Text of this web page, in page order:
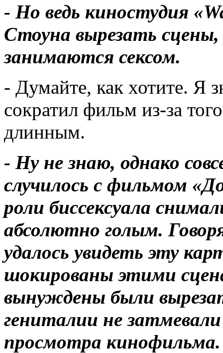
- Но ведь киностудия
Стоуна вырезать сцены,
занимаются сексом.
- Думайте, как хотите. Я
сократил фильм из-за
длинным.
- Ну не знаю, однако
случилось с фильмом
роли биссексуала
абсолютно голым.
удалось увидеть эту
шокированы этими
вынуждены были
гениталии не
просмотра кинофильма.